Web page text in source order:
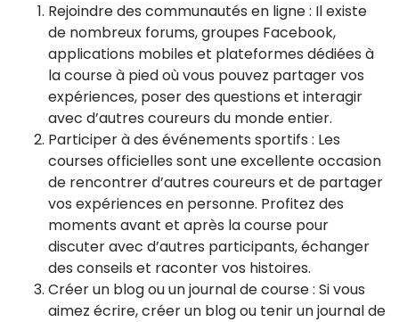
Rejoindre des communautés en ligne : Il existe
de nombreux forums, groupes Facebook,
applications mobiles et plateformes dédiées à
la course à pied où vous pouvez partager vos
expériences, poser des questions et interagir
avec d’autres coureurs du monde entier.
Participer à des événements sportifs : Les
courses officielles sont une excellente occasion
de rencontrer d’autres coureurs et de partager
vos expériences en personne. Profitez des
moments avant et après la course pour
discuter avec d’autres participants, échanger
des conseils et raconter vos histoires.
Créer un blog ou un journal de course : Si vous
aimez écrire, créer un blog ou tenir un journal de